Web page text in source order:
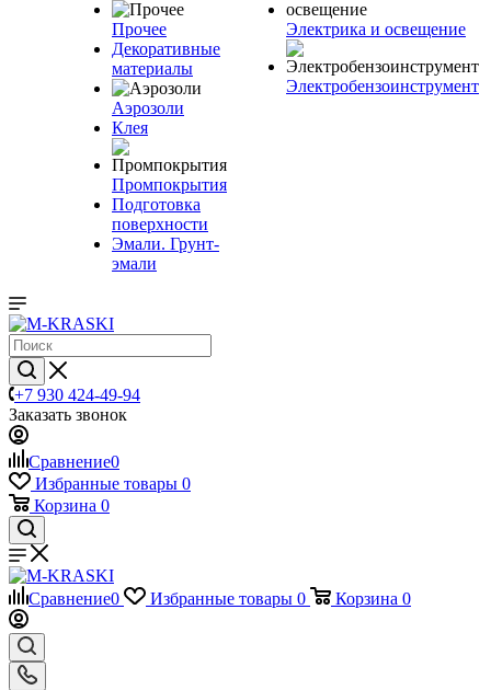
Прочее
Декоративные
материалы
Аэрозоли
Клея
Промпокрытия
Подготовка
поверхности
Эмали. Грунт-
эмали
Электрика и освещение
Электробензоинструмент
+7 930 424-49-94
Заказать звонок
Сравнение0
Избранные товары 0
Корзина 0
Сравнение0 Избранные товары 0 Корзина 0